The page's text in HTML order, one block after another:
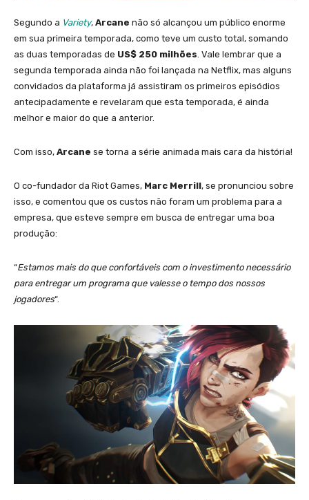
Segundo a Variety, Arcane não só alcançou um público enorme
em sua primeira temporada, como teve um custo total, somando
as duas temporadas de US$ 250 milhões . Vale lembrar que a
segunda temporada ainda não foi lançada na Netflix, mas alguns
convidados da plataforma já assistiram os primeiros episódios
antecipadamente e revelaram que esta temporada, é ainda
melhor e maior do que a anterior.
Com isso, Arcane se torna a série animada mais cara da história!
O co-fundador da Riot Games, Marc Merrill, se pronunciou sobre
isso, e comentou que os custos não foram um problema para a
empresa, que esteve sempre em busca de entregar uma boa
produção:
“Estamos mais do que confortáveis com o investimento necessário
para entregar um programa que valesse o tempo dos nossos
jogadores“.